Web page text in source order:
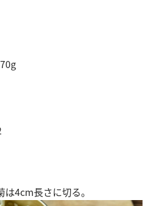
は4cm長さに切る。